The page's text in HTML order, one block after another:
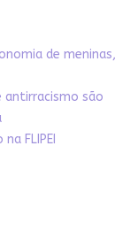
de meninas,
antirracismo são
FLIPEI